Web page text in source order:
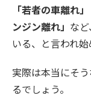
「若者の車離れ
ンジン離れ」 な
いる、と言われ始
実際は本当にそ
るでしょう。